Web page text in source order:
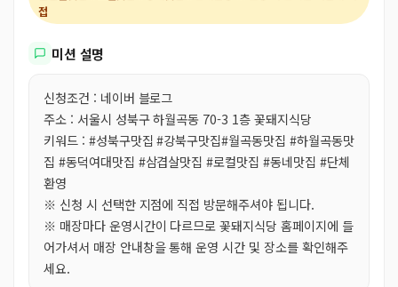
접
미션 설명
신청조건 : 네이버 블로그
주소 : 서울시 성북구 하월곡동 70-3 1층 꽃돼지식당
키워드 : #성북구맛집 #강북구맛집#월곡동맛집 #하월곡동맛
집 #동덕여대맛집 #삼겹살맛집 #로컬맛집 #동네맛집 #단체
환영
※ 신청 시 선택한 지점에 직접 방문해주셔야 됩니다.
※ 매장마다 운영시간이 다르므로 꽃돼지식당 홈페이지에 들
어가셔서 매장 안내창을 통해 운영 시간 및 장소를 확인해주
세요.